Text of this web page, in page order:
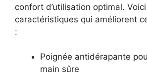
confort d’utilisation optimal.
caractéristiques qui améliorent
:
Poignée antidérapante
main sûre